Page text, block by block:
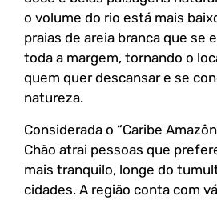
o volume do rio está mais
praias de areia branca que se
toda a margem, tornando o
quem quer descansar e se
natureza.
Considerada o “Caribe
Chão atrai pessoas que
mais tranquilo, longe do
cidades. A região conta com